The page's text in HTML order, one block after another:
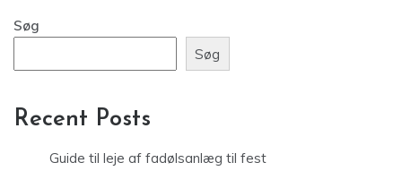
Søg
Søg
Recent Posts
Guide til leje af fadølsanlæg til fest